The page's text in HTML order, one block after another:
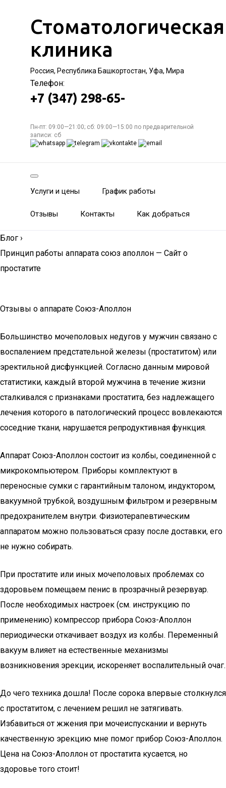
Стоматологическая
клиника
Россия, Республика Башкортостан, Уфа, Мира
Телефон:
+7 (347) 298-65-
Пн-пт: 09:00—21:00; сб: 09:00—15:00 по предварительной
записи: сб
Услуги и цены График работы
Отзывы Контакты Как добраться
Блог ›
Принцип работы аппарата союз аполлон — Сайт о
простатите
Отзывы о аппарате Союз-Аполлон
Большинство мочеполовых недугов у мужчин связано с
воспалением предстательной железы (простатитом) или
эректильной дисфункцией. Согласно данным мировой
статистики, каждый второй мужчина в течение жизни
сталкивался с признаками простатита, без надлежащего
лечения которого в патологический процесс вовлекаются
соседние ткани, нарушается репродуктивная функция.
Аппарат Союз-Аполлон состоит из колбы, соединенной с
микрокомпьютером. Приборы комплектуют в
переносные сумки с гарантийным талоном, индуктором,
вакуумной трубкой, воздушным фильтром и резервным
предохранителем внутри. Физиотерапевтическим
аппаратом можно пользоваться сразу после доставки, его
не нужно собирать.
При простатите или иных мочеполовых проблемах со
здоровьем помещаем пенис в прозрачный резервуар.
После необходимых настроек (см. инструкцию по
применению) компрессор прибора Союз-Аполлон
периодически откачивает воздух из колбы. Переменный
вакуум влияет на естественные механизмы
возникновения эрекции, искореняет воспалительный очаг.
До чего техника дошла! После сорока впервые столкнулся
с простатитом, с лечением решил не затягивать.
Избавиться от жжения при мочеиспускании и вернуть
качественную эрекцию мне помог прибор Союз-Аполлон.
Цена на Союз-Аполлон от простатита кусается, но
здоровье того стоит!